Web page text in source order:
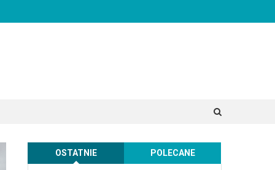
OSTATNIE POLECANE